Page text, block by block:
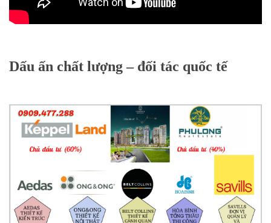
Dấu ấn chất lượng – đối tác quốc tế